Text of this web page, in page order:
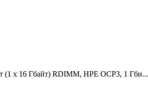
(1 x 16 Гбайт) RDIMM, HPE OCP3, 1 Гби...